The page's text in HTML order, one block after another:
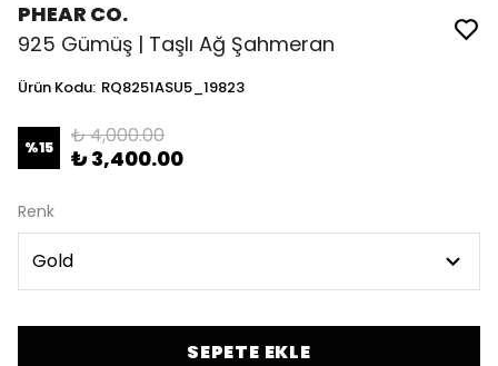
PHEAR CO.
925 Gümüş | Taşlı Ağ Şahmeran
Ürün Kodu: RQ8251ASU5_19823
%15 ₺ 4,000.00
₺ 3,400.00
Renk
SEPETE EKLE